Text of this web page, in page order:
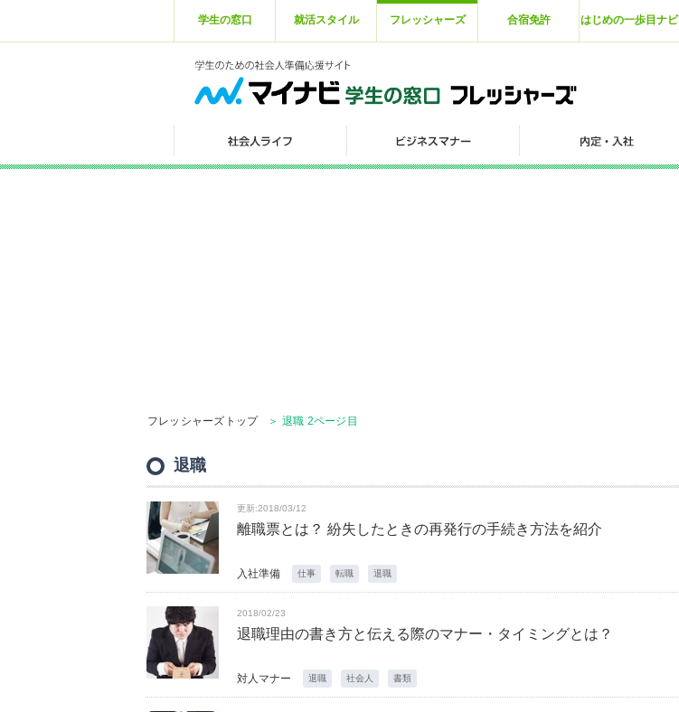
学生の窓口 就活スタイル フレッシャーズ 合宿免許 はじめの一歩目ナビ
フレッシャーズトップ ＞ 退職 2ページ目
退職
更新:2018/03/12
離職票とは？ 紛失したときの再発行の手続き方法を紹介
入社準備 仕事 転職 退職
2018/02/23
退職理由の書き方と伝える際のマナー・タイミングとは？
対人マナー 退職 社会人 書類